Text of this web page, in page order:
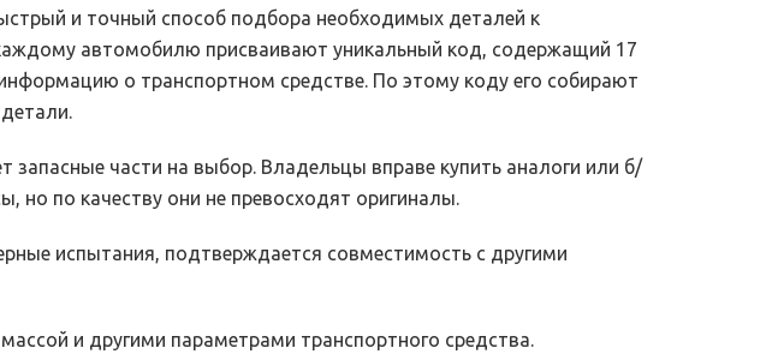
и точный способ подбора необходимых деталей к
автомобилю присваивают уникальный код, содержащий 17
о транспортном средстве. По этому коду его собирают
запасные части на выбор. Владельцы вправе купить аналоги или б/
но по качеству они не превосходят оригиналы.
испытания, подтверждается совместимость с другими
и другими параметрами транспортного средства.